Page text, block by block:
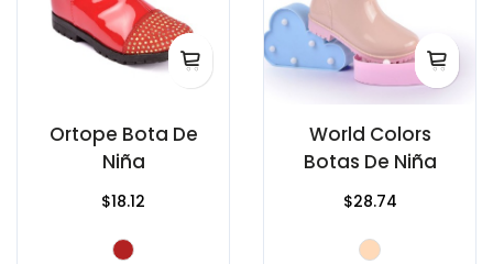
Ortope Bota De
Niña
$18.12
World Colors
Botas De Niña
$28.74